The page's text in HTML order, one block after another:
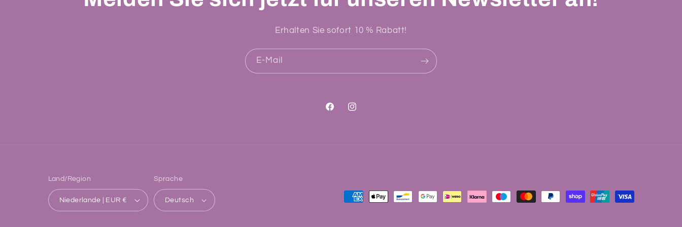
Erhalten Sie sofort 10 % Rabatt!
E-Mail
FacebookInstagram
Land/Region
Niederlande | EUR €
Sprache
Deutsch Zahlungsmethoden